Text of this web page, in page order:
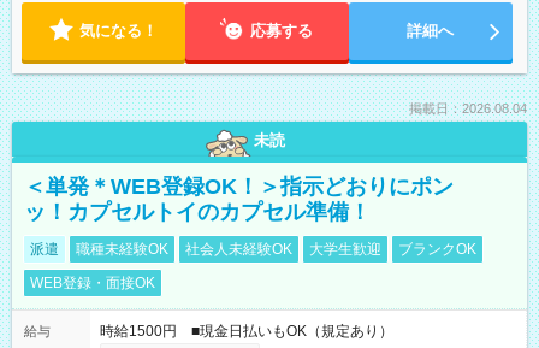
気になる！ 応募する 詳細へ
掲載日：2026.08.04
未読
＜単発＊WEB登録OK！＞指示どおりにポン
ッ！カプセルトイのカプセル準備！
派遣 職種未経験OK 社会人未経験OK 大学生歓迎
ブランクOK
WEB登録・面接OK
給与
時給1500円 ■現金日払いもOK（規定あり）